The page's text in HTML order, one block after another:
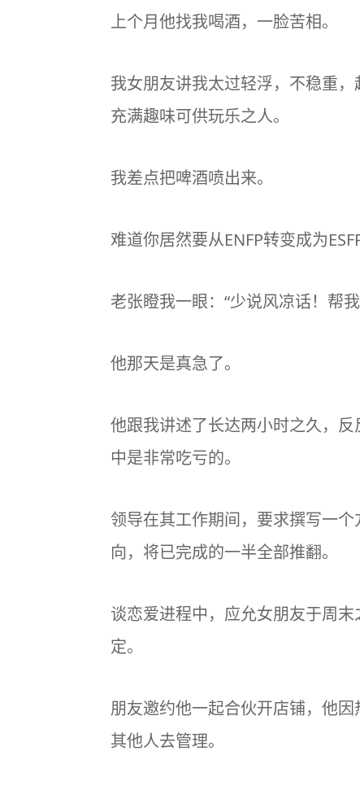
上个月他找我喝酒，一脸苦相。
我女朋友讲我太过轻浮，不稳重
充满趣味可供玩乐之人。
我差点把啤酒喷出来。
难道你居然要从ENFP转变成为
老张瞪我一眼：“少说风凉话！帮
他那天是真急了。
他跟我讲述了长达两小时之久，
中是非常吃亏的。
领导在其工作期间，要求撰写一
向，将已完成的一半全部推翻。
谈恋爱进程中，应允女朋友于周
定。
朋友邀约他一起合伙开店铺，他
其他人去管理。